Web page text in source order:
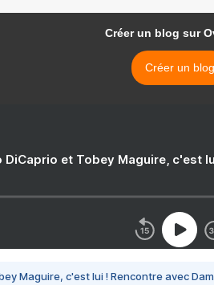
Créer un blog sur
Créer un blog
DiCaprio et Tobey Maguire, c'est
Maguire, c'est lui ! Rencontre avec